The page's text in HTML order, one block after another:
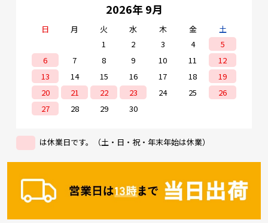
2026年 9月
日 月 火 水 木 金
土
1
2 3 4
5
6
7 8 9 10 11
12
13
14 15 16 17 18
19
20
21 22 23 24 25
26
27
28 29 30
は休業日です。（土・日・祝・年末年始は休業）